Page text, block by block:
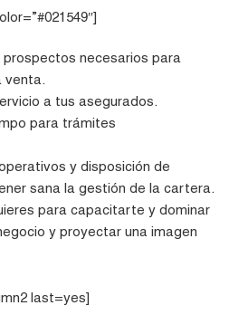
prospectos necesarios para
venta.
a tus asegurados.
para trámites
y disposición de
sana la gestión de la cartera.
para capacitarte y dominar
y proyectar una imagen
last=yes]